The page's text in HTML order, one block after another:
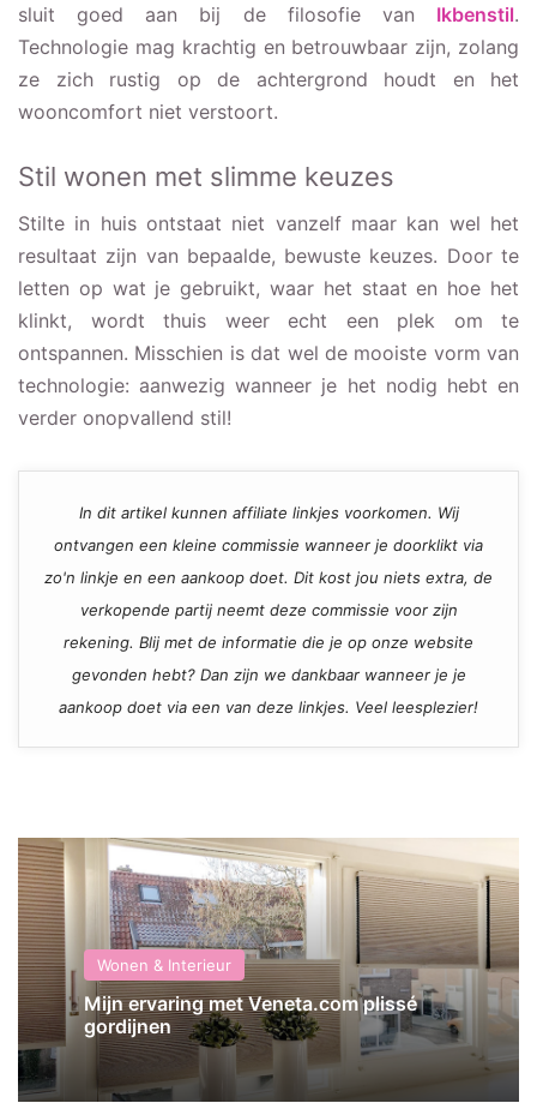
sluit goed aan bij de filosofie van Ikbenstil.
Technologie mag krachtig en betrouwbaar zijn, zolang
ze zich rustig op de achtergrond houdt en het
wooncomfort niet verstoort.
Stil wonen met slimme keuzes
Stilte in huis ontstaat niet vanzelf maar kan wel het
resultaat zijn van bepaalde, bewuste keuzes. Door te
letten op wat je gebruikt, waar het staat en hoe het
klinkt, wordt thuis weer echt een plek om te
ontspannen. Misschien is dat wel de mooiste vorm van
technologie: aanwezig wanneer je het nodig hebt en
verder onopvallend stil!
In dit artikel kunnen affiliate linkjes voorkomen. Wij
ontvangen een kleine commissie wanneer je doorklikt via
zo'n linkje en een aankoop doet. Dit kost jou niets extra, de
verkopende partij neemt deze commissie voor zijn
rekening. Blij met de informatie die je op onze website
gevonden hebt? Dan zijn we dankbaar wanneer je je
aankoop doet via een van deze linkjes. Veel leesplezier!
Wonen & Interieur
Mijn ervaring met Veneta.com plissé
gordijnen